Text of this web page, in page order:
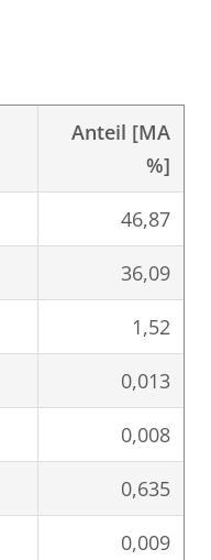
Anteil [MA
%]
46,87
36,09
1,52
0,013
0,008
0,635
0,009